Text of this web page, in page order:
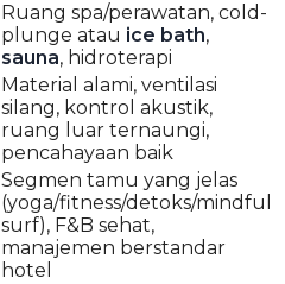
Ruang spa/perawatan, cold-
plunge atau ice bath,
sauna, hidroterapi
Material alami, ventilasi
silang, kontrol akustik,
ruang luar ternaungi,
pencahayaan baik
Segmen tamu yang jelas
(yoga/fitness/detoks/mindful
surf), F&B sehat,
manajemen berstandar
hotel